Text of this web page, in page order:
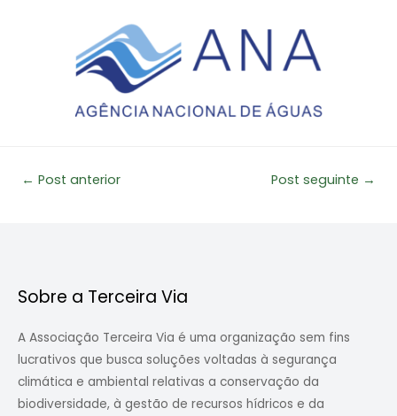
Navegação
← Post anterior Post seguinte →
Sobre a Terceira Via
A Associação Terceira Via é uma organização sem fins
lucrativos que busca soluções voltadas à segurança
climática e ambiental relativas a conservação da
biodiversidade, à gestão de recursos hídricos e da